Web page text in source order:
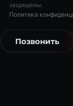
защищены.
Политика
Позвонить